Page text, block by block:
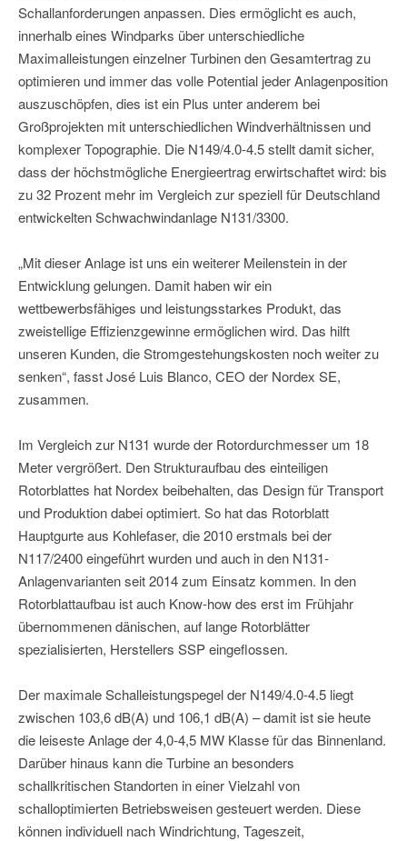
Schallanforderungen anpassen. Dies ermöglicht es auch,
innerhalb eines Windparks über unterschiedliche
Maximalleistungen einzelner Turbinen den Gesamtertrag zu
optimieren und immer das volle Potential jeder Anlagenposition
auszuschöpfen, dies ist ein Plus unter anderem bei
Großprojekten mit unterschiedlichen Windverhältnissen und
komplexer Topographie. Die N149/4.0-4.5 stellt damit sicher,
dass der höchstmögliche Energieertrag erwirtschaftet wird: bis
zu 32 Prozent mehr im Vergleich zur speziell für Deutschland
entwickelten Schwachwindanlage N131/3300.
„Mit dieser Anlage ist uns ein weiterer Meilenstein in der
Entwicklung gelungen. Damit haben wir ein
wettbewerbsfähiges und leistungsstarkes Produkt, das
zweistellige Effizienzgewinne ermöglichen wird. Das hilft
unseren Kunden, die Stromgestehungskosten noch weiter zu
senken“, fasst José Luis Blanco, CEO der Nordex SE,
zusammen.
Im Vergleich zur N131 wurde der Rotordurchmesser um 18
Meter vergrößert. Den Strukturaufbau des einteiligen
Rotorblattes hat Nordex beibehalten, das Design für Transport
und Produktion dabei optimiert. So hat das Rotorblatt
Hauptgurte aus Kohlefaser, die 2010 erstmals bei der
N117/2400 eingeführt wurden und auch in den N131-
Anlagenvarianten seit 2014 zum Einsatz kommen. In den
Rotorblattaufbau ist auch Know-how des erst im Frühjahr
übernommenen dänischen, auf lange Rotorblätter
spezialisierten, Herstellers SSP eingeflossen.
Der maximale Schalleistungspegel der N149/4.0-4.5 liegt
zwischen 103,6 dB(A) und 106,1 dB(A) – damit ist sie heute
die leiseste Anlage der 4,0-4,5 MW Klasse für das Binnenland.
Darüber hinaus kann die Turbine an besonders
schallkritischen Standorten in einer Vielzahl von
schalloptimierten Betriebsweisen gesteuert werden. Diese
können individuell nach Windrichtung, Tageszeit,